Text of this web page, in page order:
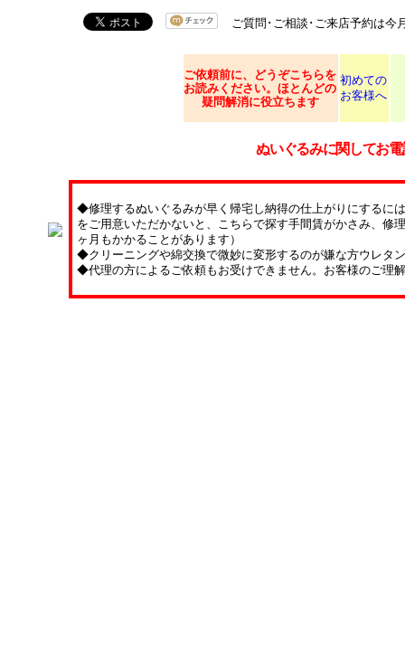
ご質問･ご相談･ご来店予約は今
ご依頼前に、どうぞこちらを
お読みください。ほとんどの
疑問解消に役立ちます
初めての
お客様へ
ぬいぐるみに関してお
◆修理するぬいぐるみが早く帰宅し納得の仕上がりにするに
をご用意いただかないと、こちらで探す手間賃がかさみ、修
ヶ月もかかることがあります）
◆クリーニングや綿交換で微妙に変形するのが嫌な方ウレタ
◆代理の方によるご依頼もお受けできません。お客様のご理